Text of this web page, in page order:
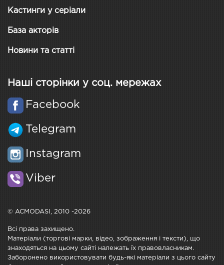
Кастинги у серіали
База акторів
Новини та статті
Наші сторінки у соц. мережах
Facebook
Telegram
Instagram
Viber
© ACMODASI, 2010 -2026
Всі права захищено.
Матеріали (торгові марки, відео, зображення і тексти), що
знаходяться на цьому сайті належать їх правовласникам.
Заборонено використовувати будь-які матеріали з цього сайту